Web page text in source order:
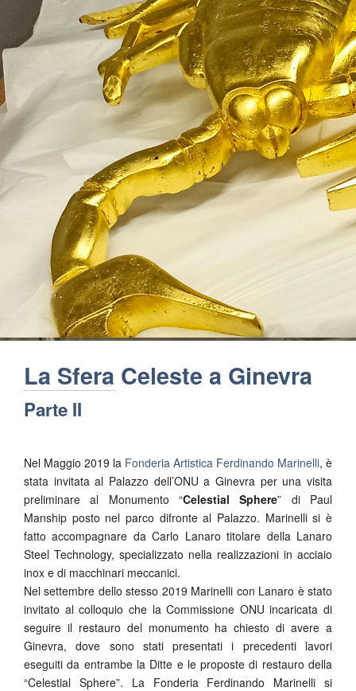
La Sfera Celeste a Ginevra
Parte II
Nel Maggio 2019 la Fonderia Artistica Ferdinando Marinelli, è
stata invitata al Palazzo dell’ONU a Ginevra per una visita
preliminare al Monumento “Celestial Sphere” di Paul
Manship posto nel parco difronte al Palazzo. Marinelli si è
fatto accompagnare da Carlo Lanaro titolare della Lanaro
Steel Technology, specializzato nella realizzazioni in acciaio
inox e di macchinari meccanici.
Nel settembre dello stesso 2019 Marinelli con Lanaro è stato
invitato al colloquio che la Commissione ONU incaricata di
seguire il restauro del monumento ha chiesto di avere a
Ginevra, dove sono stati presentati i precedenti lavori
eseguiti da entrambe la Ditte e le proposte di restauro della
“Celestial Sphere”. La Fonderia Ferdinando Marinelli si